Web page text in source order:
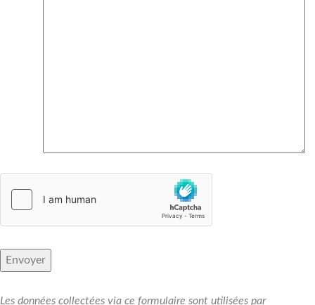
Les données collectées via ce formulaire sont utilisées par